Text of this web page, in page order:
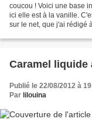
coucou ! Voici une base
ici elle est à la vanille.
sur le net, que j'ai rédigé
Caramel liquide
Publié le 22/08/2012 à
Par lilouina